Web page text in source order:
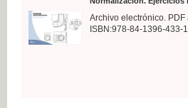
Archivo electrónico. PDF
ISBN:978-84-1396-433-1